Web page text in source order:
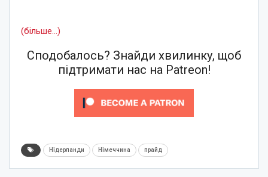
(більше…)
Сподобалось? Знайди хвилинку, щоб
підтримати нас на Patreon!
Нідерланди Німеччина прайд